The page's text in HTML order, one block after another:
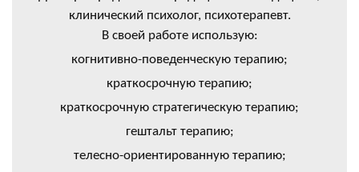
клинический психолог, психотерапевт.
В своей работе использую:
когнитивно-поведенческую терапию;
краткосрочную терапию;
краткосрочную стратегическую терапию;
гештальт терапию;
телесно-ориентированную терапию;